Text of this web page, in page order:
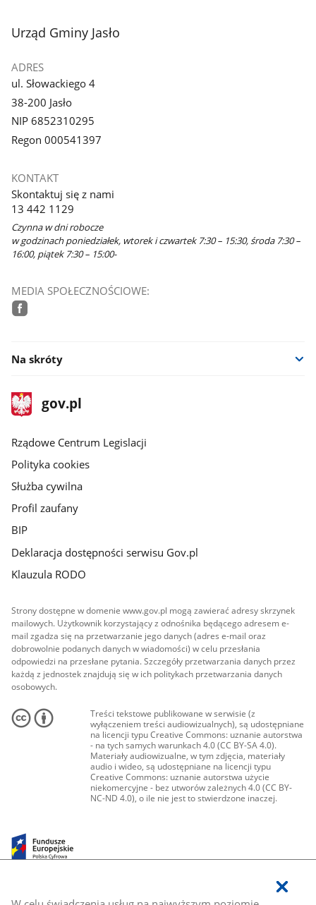
galerii.
stopka
Urząd Gminy Jasło
ADRES
ul. Słowackiego 4
38-200 Jasło
NIP 6852310295
Regon 000541397
KONTAKT
Skontaktuj się z nami
13 442 1129
Czynna w dni robocze
w godzinach poniedziałek, wtorek i czwartek 7:30 – 15:30, środa 7:30 –
16:00, piątek 7:30 – 15:00-
MEDIA SPOŁECZNOŚCIOWE:
Na skróty
stopka
gov.plStrona
gov.pl
Rządowe Centrum Legislacji
Polityka cookies
Służba cywilna
Profil zaufany
BIP
Deklaracja dostępności serwisu Gov.pl
Klauzula RODO
Strony dostępne w domenie www.gov.pl mogą zawierać adresy skrzynek
mailowych. Użytkownik korzystający z odnośnika będącego adresem e-
mail zgadza się na przetwarzanie jego danych (adres e-mail oraz
dobrowolnie podanych danych w wiadomości) w celu przesłania
odpowiedzi na przesłane pytania. Szczegóły przetwarzania danych przez
każdą z jednostek znajdują się w ich politykach przetwarzania danych
osobowych.
Treści tekstowe publikowane w serwisie (z
wyłączeniem treści audiowizualnych), są udostępniane
na licencji typu Creative Commons: uznanie autorstwa
- na tych samych warunkach 4.0 (CC BY-SA 4.0).
Materiały audiowizualne, w tym zdjęcia, materiały
audio i wideo, są udostępniane na licencji typu
Creative Commons: uznanie autorstwa użycie
niekomercyjne - bez utworów zależnych 4.0 (CC BY-
NC-ND 4.0), o ile nie jest to stwierdzone inaczej.